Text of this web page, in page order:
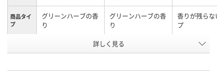
商品タイ
プ
グリーンハーブの香
り
グリーンハーブの香
り
香りが残らな
プ
EP60122 EP60123
詳しく見る